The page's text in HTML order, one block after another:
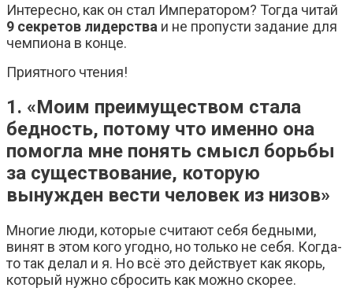
Интересно, как он стал Императором? Тогда читай
9 секретов лидерства и не пропусти задание для
чемпиона в конце.
Приятного чтения!
1. «Моим преимуществом стала
бедность, потому что именно она
помогла мне понять смысл борьбы
за существование, которую
вынужден вести человек из низов»
Многие люди, которые считают себя бедными,
винят в этом кого угодно, но только не себя. Когда-
то так делал и я. Но всё это действует как якорь,
который нужно сбросить как можно скорее.